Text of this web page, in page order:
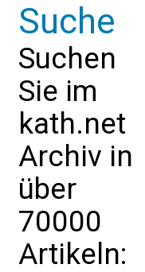
Suche
Suchen
Sie im
kath.net
Archiv in
über
70000
Artikeln: